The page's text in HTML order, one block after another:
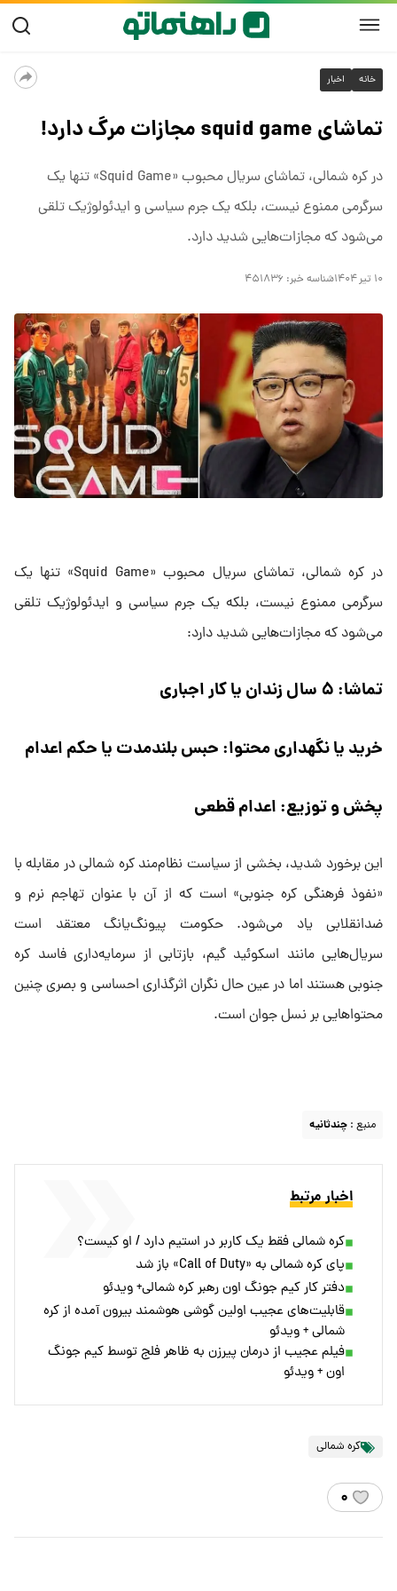
خانه اخبار
تماشای squid game مجازات مرگ دارد!
در کره شمالی، تماشای سریال محبوب «Squid Game» تنها یک
سرگرمی ممنوع نیست، بلکه یک جرم سیاسی و ایدئولوژیک تلقی
می‌شود که مجازات‌هایی شدید دارد.
۱۰ تیر ۱۴۰۴ شناسه خبر: ۴۵۱۸۳۶
در کره شمالی، تماشای سریال محبوب «Squid Game» تنها یک
سرگرمی ممنوع نیست، بلکه یک جرم سیاسی و ایدئولوژیک تلقی
می‌شود که مجازات‌هایی شدید دارد:
تماشا: ۵ سال زندان یا کار اجباری
خرید یا نگهداری محتوا: حبس بلندمدت یا حکم اعدام
پخش و توزیع: اعدام قطعی
این برخورد شدید، بخشی از سیاست نظام‌مند کره شمالی در مقابله با
«نفوذ فرهنگی کره جنوبی» است که از آن با عنوان تهاجم نرم و
ضدانقلابی یاد می‌شود. حکومت پیونگ‌یانگ معتقد است
سریال‌هایی مانند اسکوئید گیم، بازتابی از سرمایه‌داری فاسد کره
جنوبی هستند اما در عین حال نگران اثرگذاری احساسی و بصری چنین
محتواهایی بر نسل جوان است.
منبع : چندثانیه
اخبار مرتبط
کره شمالی فقط یک کاربر در استیم دارد / او کیست؟
پای کره شمالی به «Call of Duty» باز شد
دفتر کار کیم جونگ اون رهبر کره شمالی+ ویدئو
قابلیت‌های عجیب اولین گوشی هوشمند بیرون آمده از کره
شمالی + ویدئو
فیلم عجیب از درمان پیرزن به ظاهر فلج توسط کیم جونگ
اون + ویدئو
کره شمالی
۰